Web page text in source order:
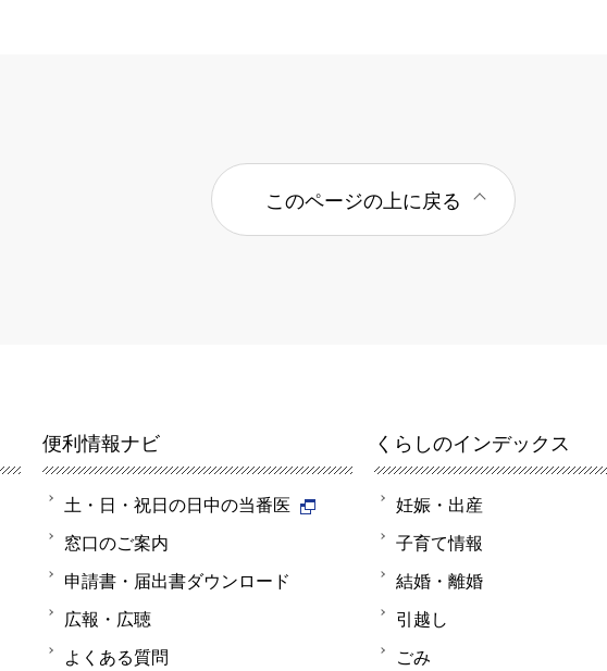
このページの上に戻る
便利情報ナビ
土・日・祝日の日中の当番医
窓口のご案内
申請書・届出書ダウンロード
広報・広聴
よくある質問
くらしのインデックス
妊娠・出産
子育て情報
結婚・離婚
引越し
ごみ